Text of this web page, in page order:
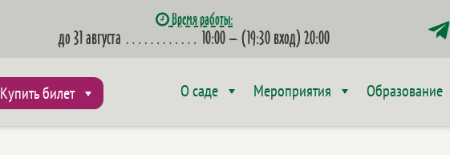
Время работы:
до 31 августа ………… 10:00 – (19:30 вход) 20:00 
Купить билет О саде Мероприятия Образование